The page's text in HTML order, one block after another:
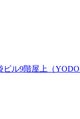
ビル9階屋上（